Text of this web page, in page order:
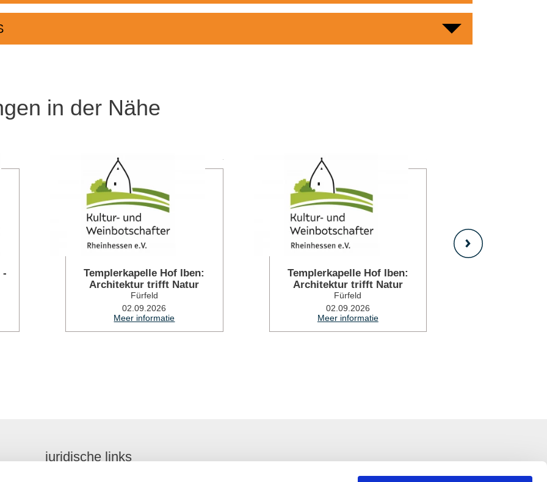
in der Nähe
-
Templerkapelle Hof Iben:
Architektur trifft Natur
Fürfeld
02.09.2026
Meer informatie
Templerkapelle Hof Iben:
Architektur trifft Natur
Fürfeld
02.09.2026
Meer informatie
juridische links